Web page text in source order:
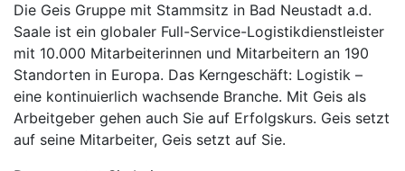
Die Geis Gruppe mit Stammsitz in Bad Neustadt a.d.
Saale ist ein globaler Full-Service-Logistikdienstleister
mit 10.000 Mitarbeiterinnen und Mitarbeitern an 190
Standorten in Europa. Das Kerngeschäft: Logistik –
eine kontinuierlich wachsende Branche. Mit Geis als
Arbeitgeber gehen auch Sie auf Erfolgskurs. Geis setzt
auf seine Mitarbeiter, Geis setzt auf Sie.